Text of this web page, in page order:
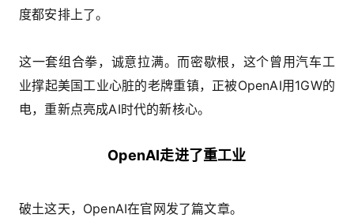
度都安排上了。
这一套组合拳，诚意拉满。而密歇根，这个曾用汽车工
业撑起美国工业心脏的老牌重镇，正被OpenAI用1GW的
电，重新点亮成AI时代的新核心。
OpenAI走进了重工业
破土这天，OpenAI在官网发了篇文章。